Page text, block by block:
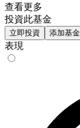
查看更多
投資此基金
立即投資 添加基金
表現